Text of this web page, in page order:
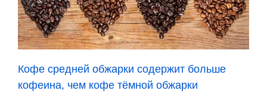
Кофе средней обжарки содержит больше
кофеина, чем кофе тёмной обжарки